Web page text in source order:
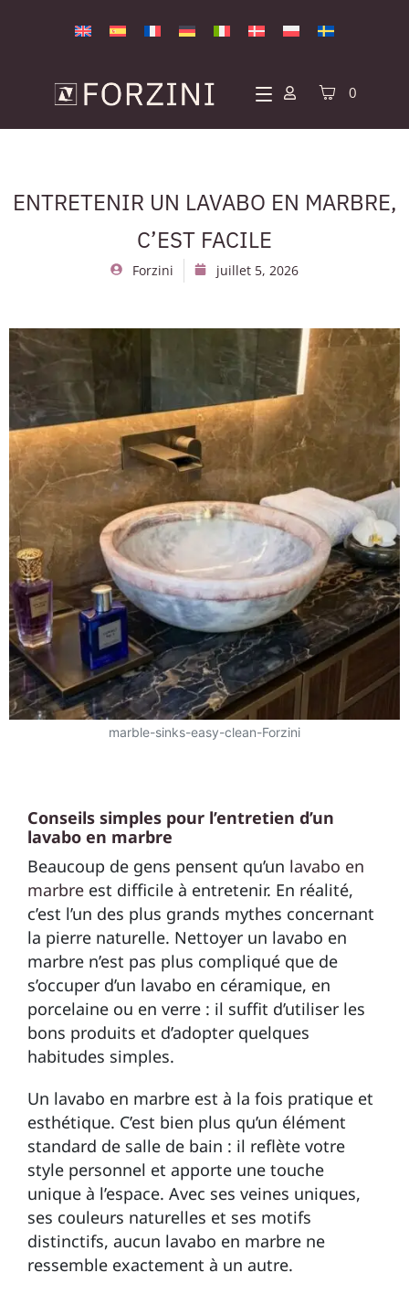
0
ENTRETENIR UN LAVABO EN MARBRE,
C’EST FACILE
Forzini juillet 5, 2026
marble-sinks-easy-clean-Forzini
Conseils simples pour l’entretien d’un
lavabo en marbre
Beaucoup de gens pensent qu’un lavabo en
marbre est difficile à entretenir. En réalité,
c’est l’un des plus grands mythes concernant
la pierre naturelle. Nettoyer un lavabo en
marbre n’est pas plus compliqué que de
s’occuper d’un lavabo en céramique, en
porcelaine ou en verre : il suffit d’utiliser les
bons produits et d’adopter quelques
habitudes simples.
Un lavabo en marbre est à la fois pratique et
esthétique. C’est bien plus qu’un élément
standard de salle de bain : il reflète votre
style personnel et apporte une touche
unique à l’espace. Avec ses veines uniques,
ses couleurs naturelles et ses motifs
distinctifs, aucun lavabo en marbre ne
ressemble exactement à un autre.